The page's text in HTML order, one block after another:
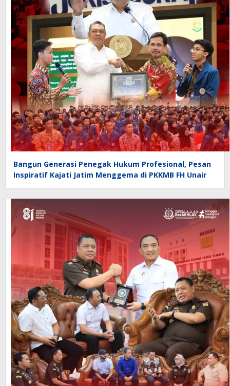
Bangun Generasi Penegak Hukum Profesional, Pesan
Inspiratif Kajati Jatim Menggema di PKKMB FH Unair